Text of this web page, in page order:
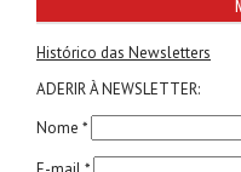
Histórico das Newsletters
ADERIR À NEWSLETTER:
Nome *